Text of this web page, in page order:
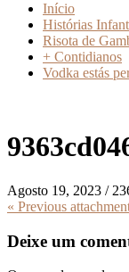
Início
Histórias
Risota de
+ Contidianos
Vodka estás
Agosto 19, 2023 /
« Previous
Deixe um